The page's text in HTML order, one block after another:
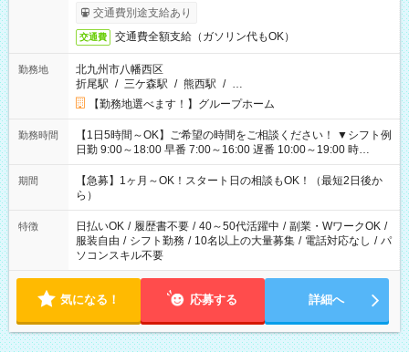
交通費別途支給あり
交通費 交通費全額支給（ガソリン代もOK）
勤務地
北九州市八幡西区
折尾駅 / 三ケ森駅 / 熊西駅 / …
【勤務地選べます！】グループホーム
勤務時間
【1日5時間～OK】ご希望の時間をご相談ください！ ▼シフト例
日勤 9:00～18:00 早番 7:00～16:00 遅番 10:00～19:00 時
短 10:00～15:00 上記はあくまで一例です。 「夕方までには帰
宅しておきたい」 「朝はゆっくりのスタートがいい」 「お昼の
時間を有効に使いたい」 など、ご希望があれば教えてください
ね。
期間
【急募】1ヶ月～OK！スタート日の相談もOK！（最短2日後か
ら）
特徴 日払いOK / 履歴書不要 / 40～50代活躍中 / 副業・WワークOK /
服装自由 / シフト勤務 / 10名以上の大量募集 / 電話対応なし / パ
ソコンスキル不要
気になる！ 応募する 詳細へ